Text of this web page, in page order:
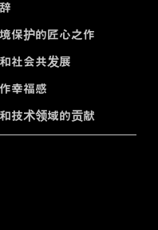
保护的匠心之作
社会共发展
幸福感
技术领域的贡献